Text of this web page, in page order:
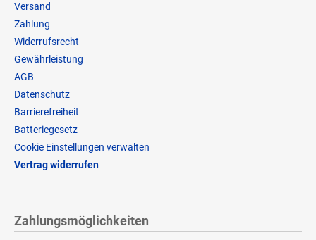
Versand
Zahlung
Widerrufsrecht
Gewährleistung
AGB
Datenschutz
Barrierefreiheit
Batteriegesetz
Cookie Einstellungen verwalten
Vertrag widerrufen
Zahlungsmöglichkeiten